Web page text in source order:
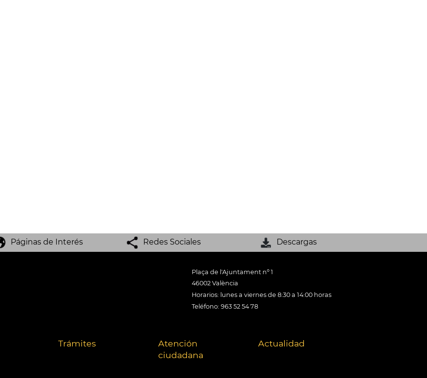
Páginas de Interés Redes Sociales Descargas
Plaça de l'Ajuntament nº 1
46002 València
Horarios: lunes a viernes de 8:30 a 14:00 horas
Teléfono: 963 52 54 78
Trámites
Atención
ciudadana
Actualidad